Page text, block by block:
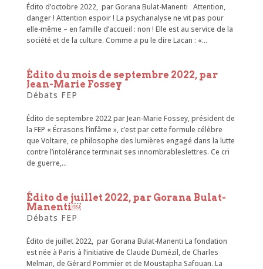
Édito d’octobre 2022, par Gorana Bulat-Manenti Attention,
danger ! Attention espoir ! La psychanalyse ne vit pas pour
elle-même – en famille d’accueil : non ! Elle est au service de la
société et de la culture. Comme a pu le dire Lacan : «...
Édito du mois de septembre 2022, par
Jean-Marie Fossey
Débats FEP
Édito de septembre 2022 par Jean-Marie Fossey, président de
la FEP « Écrasons l’infâme », c’est par cette formule célèbre
que Voltaire, ce philosophe des lumières engagé dans la lutte
contre l’intolérance terminait ses innombrableslettres. Ce cri
de guerre,...
Édito de juillet 2022, par Gorana Bulat-
Manenti￼
Débats FEP
Édito de juillet 2022, par Gorana Bulat-Manenti La fondation
est née à Paris à l’initiative de Claude Dumézil, de Charles
Melman, de Gérard Pommier et de Moustapha Safouan. La